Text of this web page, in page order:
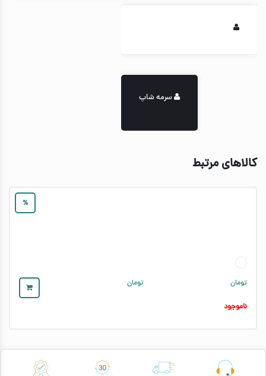
سرمه شاپ
کالاهای مرتبط
%
تومان تومان
ناموجود